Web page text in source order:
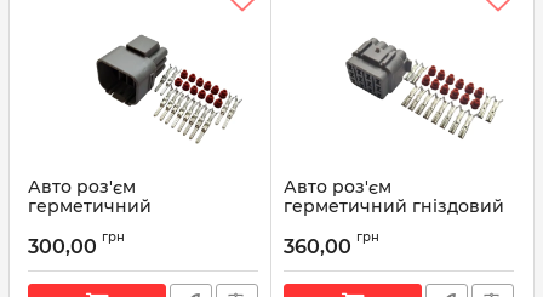
Авто роз'єм
герметичний
контактний аналог
Артикул: 6188-0375
300,00 грн
Авто роз'єм
герметичний гніздовий
Sumitomo 6181-2459
Артикул: 6181-2459
360,00 грн